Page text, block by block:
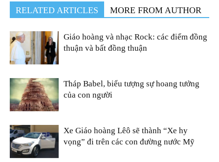
RELATED ARTICLES MORE FROM AUTHOR
Giáo hoàng và nhạc Rock: các điểm đồng
thuận và bất đồng thuận
Tháp Babel, biểu tượng sự hoang tưởng
của con người
Xe Giáo hoàng Lêô sẽ thành “Xe hy
vọng” đi trên các con đường nước Mỹ